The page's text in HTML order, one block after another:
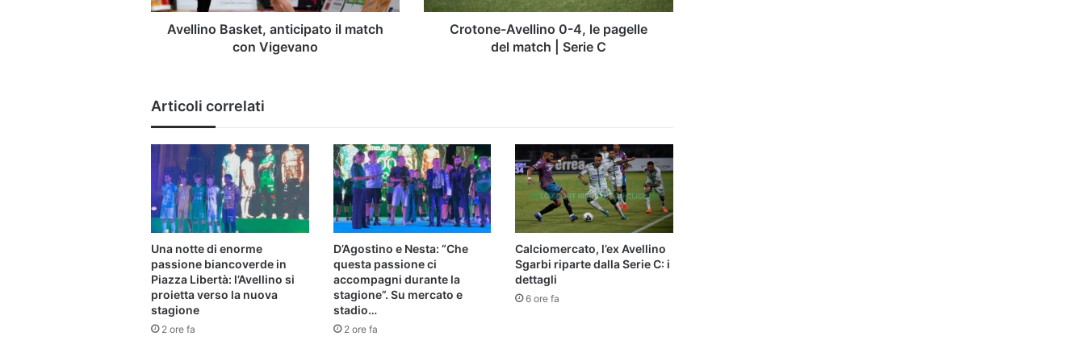
Avellino Basket, anticipato il match
con Vigevano
|
Crotone-Avellino 0-4, le pagelle
del match | Serie C
Articoli correlati
Una notte di enorme
passione biancoverde in
Piazza Libertà: l’Avellino si
proietta verso la nuova
stagione
2 ore fa
D’Agostino e Nesta: “Che
questa passione ci
accompagni durante la
stagione”. Su mercato e
stadio…
2 ore fa
Calciomercato, l’ex Avellino
Sgarbi riparte dalla Serie C: i
dettagli
6 ore fa